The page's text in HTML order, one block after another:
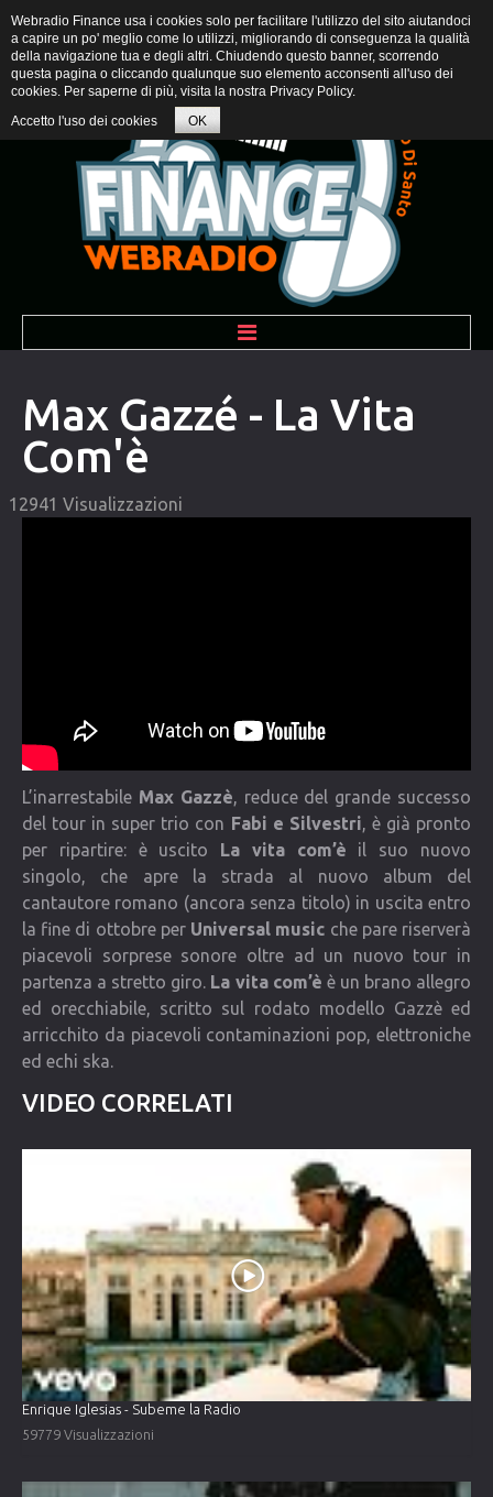
BENVENUTI
PROGRAMMI
COMMUNITY
Max Gazzé - La Vita
Com'è
12941 Visualizzazioni
L’inarrestabile Max Gazzè , reduce del grande successo
del tour in super trio con Fabi e Silvestri , è già pronto
per ripartire: è uscito La vita com’è il suo nuovo
singolo, che apre la strada al nuovo album del
cantautore romano (ancora senza titolo) in uscita entro
la fine di ottobre per Universal music che pare riserverà
piacevoli sorprese sonore oltre ad un nuovo tour in
partenza a stretto giro. La vita com’è è un brano allegro
ed orecchiabile, scritto sul rodato modello Gazzè ed
arricchito da piacevoli contaminazioni pop, elettroniche
ed echi ska.
VIDEO CORRELATI
Enrique Iglesias - Subeme la Radio
59779 Visualizzazioni
Webradio Finance usa i cookies solo per facilitare l'utilizzo del sito aiutandoci
a capire un po' meglio come lo utilizzi, migliorando di conseguenza la qualità
della navigazione tua e degli altri. Chiudendo questo banner, scorrendo
questa pagina o cliccando qualunque suo elemento acconsenti all'uso dei
cookies. Per saperne di più, visita la nostra Privacy Policy.
Accetto l'uso dei cookies
OK